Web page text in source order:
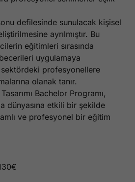
defilesinde sunulacak kişisel
ayrılmıştır. Bu
eğitimleri sırasında
uygulamaya
sektördeki profesyonellere
olanak tanır.
Bachelor Programı,
dünyasına etkili bir şekilde
ve profesyonel bir eğitim